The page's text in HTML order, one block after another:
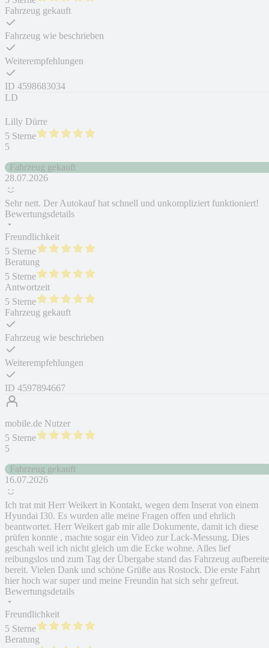
Fahrzeug gekauft
Fahrzeug wie beschrieben
Weiterempfehlungen
ID 4598683034
LD
Lilly Dürre
5 Sterne
5
Fahrzeug gekauft
28.07.2026
Sehr nett. Der Autokauf hat schnell und unkompliziert funktioniert!
Bewertungsdetails
Freundlichkeit
5 Sterne
Beratung
5 Sterne
Antwortzeit
5 Sterne
Fahrzeug gekauft
Fahrzeug wie beschrieben
Weiterempfehlungen
ID 4597894667
mobile.de Nutzer
5 Sterne
5
Fahrzeug gekauft
16.07.2026
Ich trat mit Herr Weikert in Kontakt, wegen dem Inserat von einem
Hyundai I30. Es wurden alle meine Fragen offen und ehrlich
beantwortet. Herr Weikert gab mir alle Dokumente, damit ich diese
prüfen konnte , machte sogar ein Video zur Lack-Messung. Dies
geschah weil ich nicht gleich um die Ecke wohne. Alles lief
reibungslos und zum Tag der Übergabe stand das Fahrzeug
bereit. Vielen Dank und schöne Grüße aus Rostock. Die erste Fahrt
hier hoch war super und meine Freundin hat sich sehr gefreut.
Bewertungsdetails
Freundlichkeit
5 Sterne
Beratung